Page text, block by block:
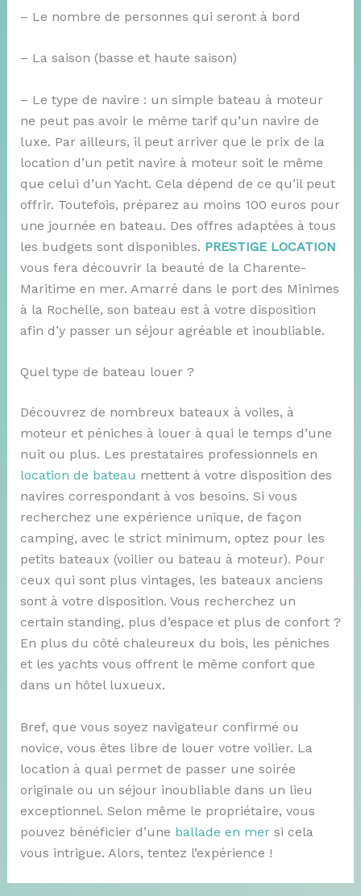
– Le nombre de personnes qui seront à bord
– La saison (basse et haute saison)
– Le type de navire : un simple bateau à moteur
ne peut pas avoir le même tarif qu’un navire de
luxe. Par ailleurs, il peut arriver que le prix de la
location d’un petit navire à moteur soit le même
que celui d’un Yacht. Cela dépend de ce qu’il peut
offrir. Toutefois, préparez au moins 100 euros pour
une journée en bateau. Des offres adaptées à tous
les budgets sont disponibles. PRESTIGE LOCATION
vous fera découvrir la beauté de la Charente-
Maritime en mer. Amarré dans le port des Minimes
à la Rochelle, son bateau est à votre disposition
afin d’y passer un séjour agréable et inoubliable.
Quel type de bateau louer ?
Découvrez de nombreux bateaux à voiles, à
moteur et péniches à louer à quai le temps d’une
nuit ou plus. Les prestataires professionnels en
location de bateau mettent à votre disposition des
navires correspondant à vos besoins. Si vous
recherchez une expérience unique, de façon
camping, avec le strict minimum, optez pour les
petits bateaux (voilier ou bateau à moteur). Pour
ceux qui sont plus vintages, les bateaux anciens
sont à votre disposition. Vous recherchez un
certain standing, plus d’espace et plus de confort ?
En plus du côté chaleureux du bois, les péniches
et les yachts vous offrent le même confort que
dans un hôtel luxueux.
Bref, que vous soyez navigateur confirmé ou
novice, vous êtes libre de louer votre voilier. La
location à quai permet de passer une soirée
originale ou un séjour inoubliable dans un lieu
exceptionnel. Selon même le propriétaire, vous
pouvez bénéficier d’une ballade en mersi cela
vous intrigue. Alors, tentez l’expérience !